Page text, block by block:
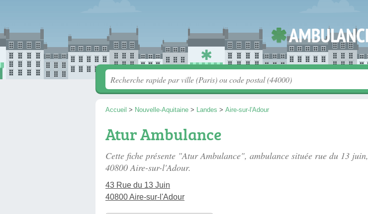
Accueil > Nouvelle-Aquitaine > Landes > Aire-sur-l'Adour
Atur Ambulance
Cette fiche présente "Atur Ambulance", ambulance située rue du 13 juin,
40800 Aire-sur-l'Adour.
43 Rue du 13 Juin
40800 Aire-sur-l'Adour